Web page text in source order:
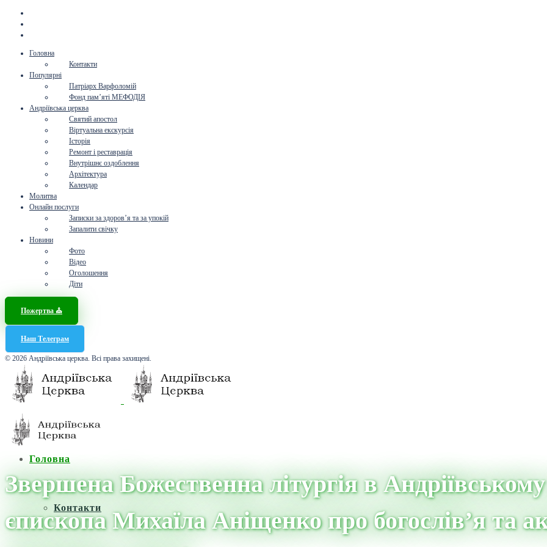
Головна
Контакти
Популярні
Патріарх Варфоломій
Фонд пам’яті МЕФОДІЯ
Андріївська церква
Святий апостол
Віртуальна екскурсія
Історія
Ремонт і реставрація
Внутрішнє оздоблення
Архітектура
Календар
Молитва
Онлайн послуги
Записки за здоров’я та за упокій
Запалити свічку
Новини
Фото
Відео
Оголошення
Діти
Пожертва ⛪️
Наш Телеграм
© 2026 Андріївська церква. Всі права захищені.
Головна
Контакти
Звершена Божественна літургія в
єпископа Михаїла Аніщенко про богослів’я та